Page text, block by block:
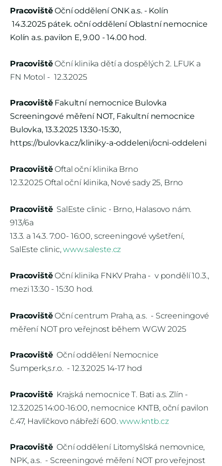
PracovištěOční oddělení ONK a.s. - Kolín
14.3.2025 pátek. oční oddělení Oblastní nemocnice
Kolín a.s. pavilon E, 9.00 - 14.00 hod.
Pracoviště Oční klinika dětí a dospělých 2. LFUK a
FN Motol - 12.3.2025
PracovištěFakultní nemocnice Bulovka
Screeningové měření NOT, Fakultní nemocnice
Bulovka, 13.3.2025 13:30-15:30,
https://bulovka.cz/kliniky-a-oddeleni/ocni-oddeleni
PracovištěOftal oční klinika Brno
12.3.2025 Oftal oční klinika, Nové sady 25, Brno
PracovištěSalEste clinic - Brno, Halasovo nám.
913/6a
13.3. a 14.3. 7:00- 16:00, screeningové vyšetření,
SalEste clinic,www.saleste.cz
PracovištěOční klinika FNKV Praha - v pondělí 10.3.,
mezi 13:30 - 15:30 hod.
PracovištěOční centrum Praha, a.s. - Screeningové
měření NOT pro veřejnost během WGW 2025
PracovištěOční oddělení Nemocnice
Šumperk,s.r.o. - 12.3.2025 14-17 hod
PracovištěKrajská nemocnice T. Bati a.s. Zlín -
12.3.2025 14:00-16:00, nemocnice KNTB, oční pavilon
č.47, Havlíčkovo nábřeží 600.www.kntb.cz
PracovištěOční oddělení Litomyšlská nemovnice,
NPK, a.s. - Screeningové měření NOT pro veřejnost